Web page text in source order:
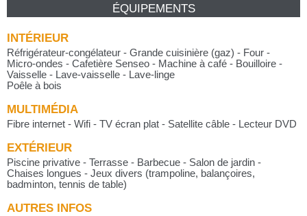
ÉQUIPEMENTS
INTÉRIEUR
Réfrigérateur-congélateur - Grande cuisinière (gaz) - Four -
Micro-ondes - Cafetière Senseo - Machine à café - Bouilloire -
Vaisselle - Lave-vaisselle - Lave-linge
Poêle à bois
MULTIMÉDIA
Fibre internet - Wifi - TV écran plat - Satellite câble - Lecteur DVD
EXTÉRIEUR
Piscine privative - Terrasse - Barbecue - Salon de jardin -
Chaises longues - Jeux divers (trampoline, balançoires,
badminton, tennis de table)
AUTRES INFOS